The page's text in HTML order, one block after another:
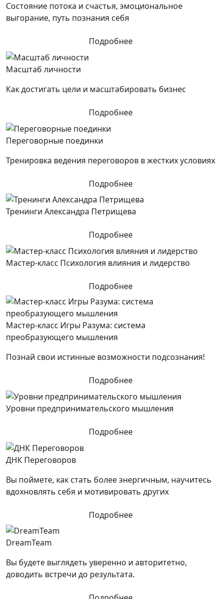
Состояние потока и счастья, эмоциональное
выгорание, путь познания себя
Подробнее
Масштаб личности
Как достигать цели и масштабировать бизнес
Подробнее
Переговорные поединки
Тренировка ведения переговоров в жестких условиях
Подробнее
Тренинги Александра Петрищева
Подробнее
Мастер-класс Психология влияния и лидерство
Подробнее
Мастер-класс Игры Разума: система
преобразующего мышления
Познай свои истинные возможности подсознания!
Подробнее
Уровни предпринимательского мышления
Подробнее
ДНК Переговоров
Вы поймете, как стать более энергичным, научитесь
вдохновлять себя и мотивировать других
Подробнее
DreamTeam
Вы будете выглядеть уверенно и авторитетно,
доводить встречи до результата.